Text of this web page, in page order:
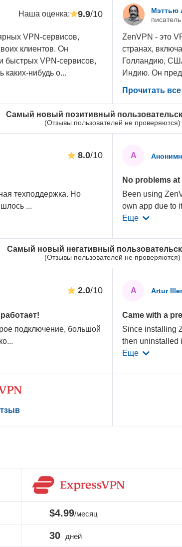
Самый новый позитивный
(Отзывы пользователей не проверяются)
Самый новый негативный
(Отзывы пользователей не проверяются)
Наша оценка: 9.9/10
VPN-сервисов,
клиентов. Он
быстрых VPN-сервисов,
каких-нибудь о...
8.0/10
техподдержка. Но
...
2.0/10
подключение, большой
...
Мэттью
писатель
ZenVPN - это
странах,
Голландию,
Индию. Он
Прочитать все
А
No problems at
Been using
own app due to
Еще
A Artur
Came with a
Since installing
then uninstalled
Еще
$4.99/месяц
30 дней